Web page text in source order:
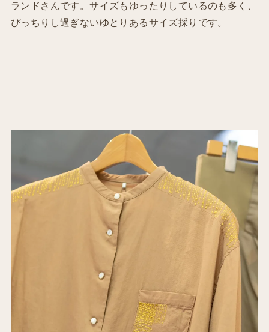
ランドさんです。サイズもゆったりしているのも多く、
ぴっちりし過ぎないゆとりあるサイズ採りです。